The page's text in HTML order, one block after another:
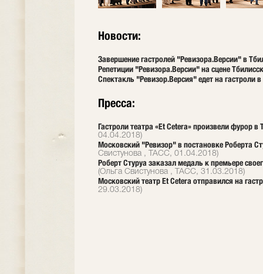
Новости:
Завершение гастролей "Ревизора.Версии" в
Репетиции "Ревизора.Версии" на сцене
Спектакль "Ревизор.Версия" едет на гастроли
Пресса:
Гастроли театра «Et Сetera» произвели фурор в
04.04.2018)
Московский "Ревизор" в постановке Роберта
Свистунова , ТАСС, 01.04.2018)
Роберт Стуруа заказал медаль к премьере
(Ольга Свистунова , ТАСС, 31.03.2018)
Московский театр Et Cetera отправился на
29.03.2018)